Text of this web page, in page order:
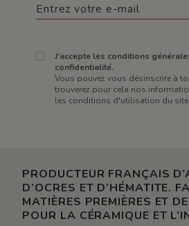
J'accepte les conditions
confidentialité.
Vous pouvez vous désinscrire à
trouverez pour cela nos
les conditions d'utilisation du site.
PRODUCTEUR FRANÇAIS
D’OCRES ET D’HÉMATITE.
MATIÈRES PREMIÈRES ET
POUR LA CÉRAMIQUE ET